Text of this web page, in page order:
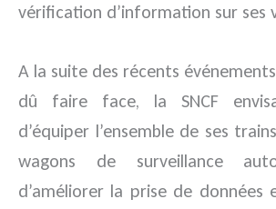
vérification d’information sur ses
A la suite des récents
dû faire face, la SNCF
d’équiper l’ensemble de ses
wagons de surveillance
d’améliorer la prise de données